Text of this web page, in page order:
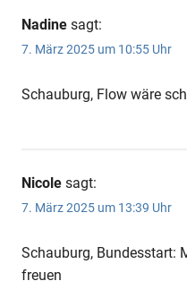
Nadine sagt:
7. März 2025 um 10:55 Uhr
Schauburg, Flow wäre
Nicole sagt:
7. März 2025 um 13:39 Uhr
Schauburg, Bundesstart:
freuen